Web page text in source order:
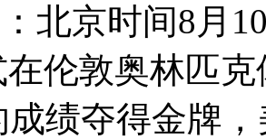
北京时间8月
伦敦奥林匹
成绩夺得金牌